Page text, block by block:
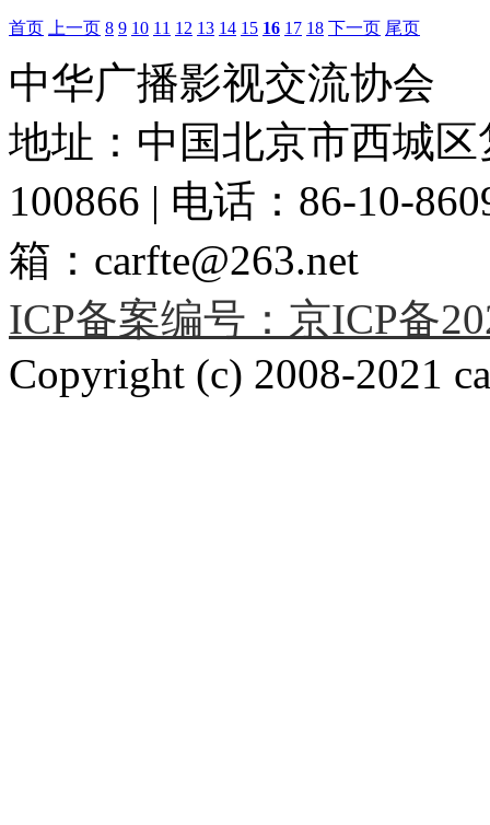
首页 上一页 8 9 10 11 12 13 14 15 16 17 18 下一页 尾页
中华广播影视交流协会
地址：中国北京市西城
100866 | 电话：86-10-
箱：carfte@263.net
ICP备案编号：京ICP备
Copyright (c) 2008-2021